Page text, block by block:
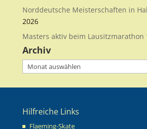
Norddeutsche Meisterschaften in
2026
Masters aktiv beim Lausitzmarathon
Archiv
Archiv
Hilfreiche Links
Flaeming-Skate